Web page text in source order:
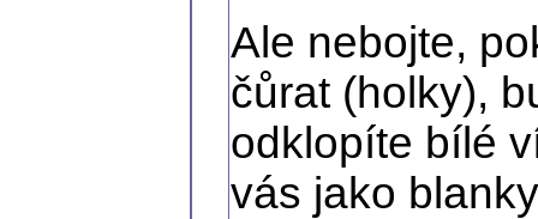
Ale nebojte,
čůrat (holky),
odklopíte bílé
vás jako